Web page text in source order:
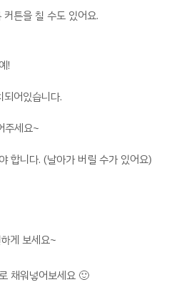
튼을 칠 수도 있어요.
!
어있습니다.
주세요~
합니다. (날아가 버릴 수가 있어요)
게 보세요~
채워넣어보세요 🙂